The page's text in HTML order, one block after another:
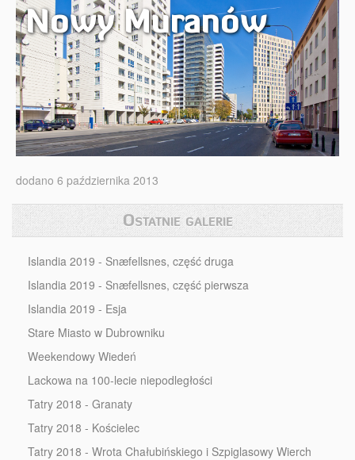
Nowy Muranów
dodano 6 października 2013
Ostatnie galerie
Islandia 2019 - Snæfellsnes, część druga
Islandia 2019 - Snæfellsnes, część pierwsza
Islandia 2019 - Esja
Stare Miasto w Dubrowniku
Weekendowy Wiedeń
Lackowa na 100-lecie niepodległości
Tatry 2018 - Granaty
Tatry 2018 - Kościelec
Tatry 2018 - Wrota Chałubińskiego i Szpiglasowy Wierch